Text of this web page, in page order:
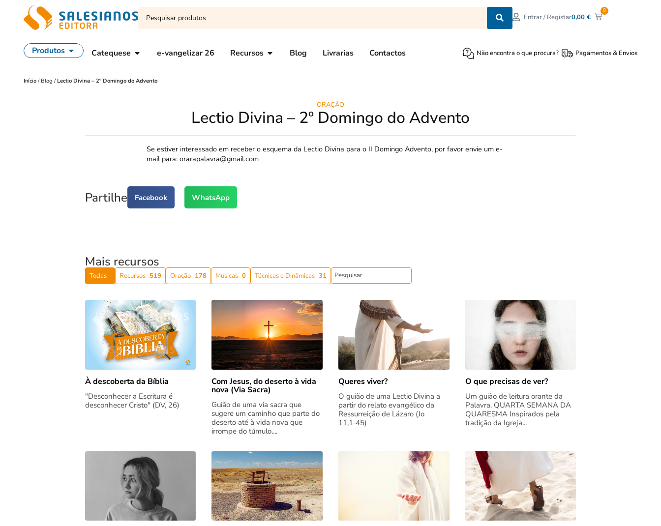
Entrar / Registar0,00€
0
Produtos Catequese e-vangelizar 26 Recursos Blog Livrarias Contactos Não encontra o que procura? Pagamentos & Envios
Início / Blog /Lectio Divina – 2º Domingo do Advento
ORAÇÃO
Lectio Divina – 2º Domingo do Advento
Se estiver interessado em receber o esquema da Lectio Divina para o II Domingo Advento, por favor envie um e-
mail para: orarapalavra@gmail.com
Partilhe Facebook WhatsApp
Mais recursos
Todas Recursos 519 Oração 178 Músicas 0 Técnicas e Dinâmicas 31
À descoberta da Bíblia
"Desconhecer a Escritura é
desconhecer Cristo" (DV, 26)
Com Jesus, do deserto à vida
nova (Via Sacra)
Guião de uma via sacra que
sugere um caminho que parte do
deserto até à vida nova que
irrompe do túmulo....
Queres viver?
O guião de uma Lectio Divina a
partir do relato evangélico da
Ressurreição de Lázaro (Jo
11,1‑45)
O que precisas de ver?
Um guião de leitura orante da
Palavra. QUARTA SEMANA DA
QUARESMA Inspirados pela
tradição da Igreja...